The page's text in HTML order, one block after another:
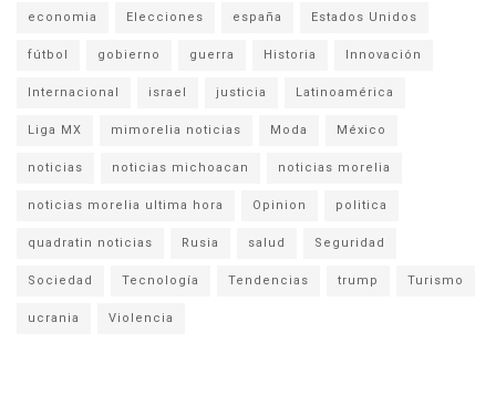
economia Elecciones españa Estados Unidos
fútbol gobierno guerra Historia Innovación
Internacional israel justicia Latinoamérica
Liga MX mimorelia noticias Moda México
noticias noticias michoacan noticias morelia
noticias morelia ultima hora Opinion politica
quadratin noticias Rusia salud Seguridad
Sociedad Tecnología Tendencias trump Turismo
ucrania Violencia